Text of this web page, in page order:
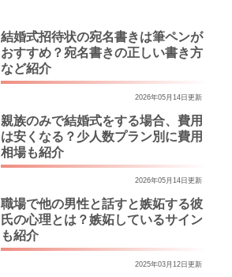
結婚式招待状の宛名書きは筆ペンが
おすすめ？宛名書きの正しい書き方
など紹介
2026年05月14日更新
親族のみで結婚式をする場合、費用
は安くなる？少人数プラン別に費用
相場も紹介
2026年05月14日更新
職場で他の男性と話すと嫉妬する彼
氏の心理とは？嫉妬しているサイン
も紹介
2025年03月12日更新